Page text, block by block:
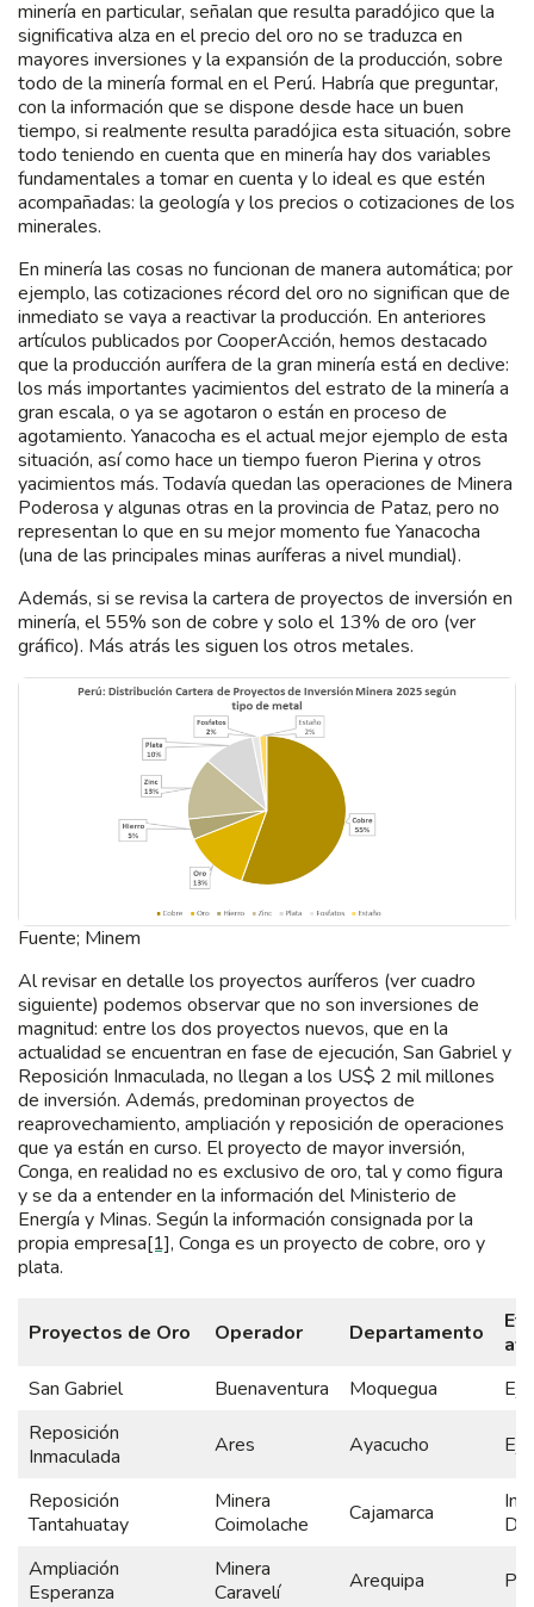
minería en particular, señalan que resulta paradójico que la
significativa alza en el precio del oro no se traduzca en
mayores inversiones y la expansión de la producción, sobre
todo de la minería formal en el Perú. Habría que preguntar,
con la información que se dispone desde hace un buen
tiempo, si realmente resulta paradójica esta situación, sobre
todo teniendo en cuenta que en minería hay dos variables
fundamentales a tomar en cuenta y lo ideal es que estén
acompañadas: la geología y los precios o cotizaciones de los
minerales.
En minería las cosas no funcionan de manera automática; por
ejemplo, las cotizaciones récord del oro no significan que de
inmediato se vaya a reactivar la producción. En anteriores
artículos publicados por CooperAcción, hemos destacado
que la producción aurífera de la gran minería está en declive:
los más importantes yacimientos del estrato de la minería a
gran escala, o ya se agotaron o están en proceso de
agotamiento. Yanacocha es el actual mejor ejemplo de esta
situación, así como hace un tiempo fueron Pierina y otros
yacimientos más. Todavía quedan las operaciones de Minera
Poderosa y algunas otras en la provincia de Pataz, pero no
representan lo que en su mejor momento fue Yanacocha
(una de las principales minas auríferas a nivel mundial).
Además, si se revisa la cartera de proyectos de inversión en
minería, el 55% son de cobre y solo el 13% de oro (ver
gráfico). Más atrás les siguen los otros metales.
Fuente; Minem
Al revisar en detalle los proyectos auríferos (ver cuadro
siguiente) podemos observar que no son inversiones de
magnitud: entre los dos proyectos nuevos, que en la
actualidad se encuentran en fase de ejecución, San Gabriel y
Reposición Inmaculada, no llegan a los US$ 2 mil millones
de inversión. Además, predominan proyectos de
reaprovechamiento, ampliación y reposición de operaciones
que ya están en curso. El proyecto de mayor inversión,
Conga, en realidad no es exclusivo de oro, tal y como figura
y se da a entender en la información del Ministerio de
Energía y Minas. Según la información consignada por la
propia empresa[1], Conga es un proyecto de cobre, oro y
plata.
Proyectos de Oro Operador Departamento
San Gabriel
Buenaventura Moquegua
Reposición
Inmaculada
Ares Ayacucho
Reposición
Tantahuatay
Minera
Coimolache
Cajamarca
Ampliación
Esperanza
Minera
Caravelí
Arequipa